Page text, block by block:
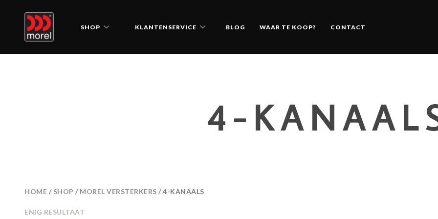
SHOP KLANTENSERVICE BLOG WAAR TE KOOP? CONTACT
4-
HOME / SHOP / MOREL VERSTERKERS / 4-KANAALS
ENIG RESULTAAT